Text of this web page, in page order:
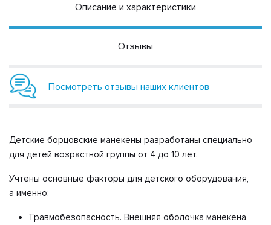
Описание и характеристики
Отзывы
Посмотреть отзывы наших клиентов
Детские борцовские манекены разработаны специально
для детей возрастной группы от 4 до 10 лет.
Учтены основные факторы для детского оборудования,
а именно:
Травмобезопасность. Внешняя оболочка манекена